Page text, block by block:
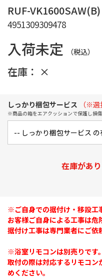
RUF-
4951309309478
入荷未定 （税込）
在庫： ×
しっかり梱包サービス （※選
※商品の箱をエアクッションで保護し損傷
在庫があ
※ご自身での据付け・移設工
お客様ご自身による工事は危
据付け工事は専門業者にご依
※浴室リモコンは別売りです。
取付の際は対応するリモコ
めください。